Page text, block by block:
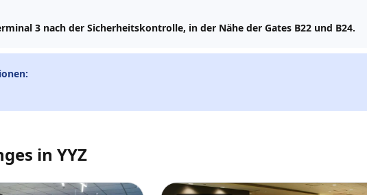
Gäste
3 nach der Sicherheitskontrolle, in der Nähe der Gates B22 und B24.
in YYZ